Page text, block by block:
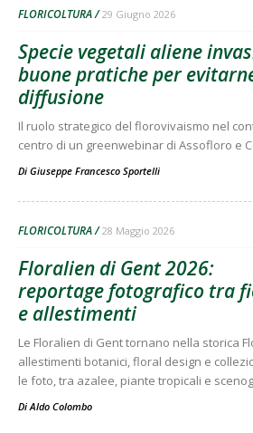
FLORICOLTURA 29 Giugno 2026
Specie vegetali aliene
buone pratiche per
diffusione
Il ruolo strategico del florovivaismo nel
centro di un greenwebinar di Assofloro e
Di Giuseppe Francesco Sportelli
FLORICOLTURA 28 Maggio 2026
Floralien di Gent 2026:
reportage fotografico tra
e allestimenti
Le Floralien di Gent tornano nella storica
allestimenti botanici, floral design e
le foto, tra azalee, piante tropicali e
DiAldo Colombo